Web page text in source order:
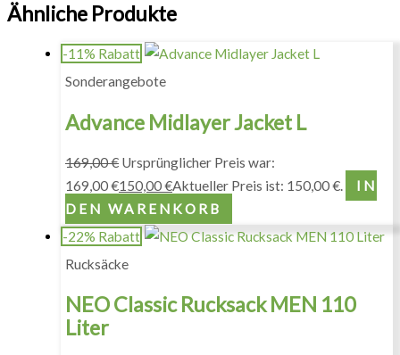
Ähnliche Produkte
-11% Rabatt
Sonderangebote
Advance Midlayer Jacket L
169,00€ Ursprünglicher Preis war:
169,00 €150,00€Aktueller Preis ist: 150,00 €.
IN
DEN WARENKORB
-22% Rabatt
Rucksäcke
NEO Classic Rucksack MEN 110
Liter